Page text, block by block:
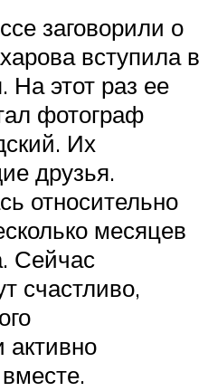
заговорили о
вступила в
На этот раз ее
фотограф
Их
друзья.
относительно
месяцев
Сейчас
счастливо,
активно